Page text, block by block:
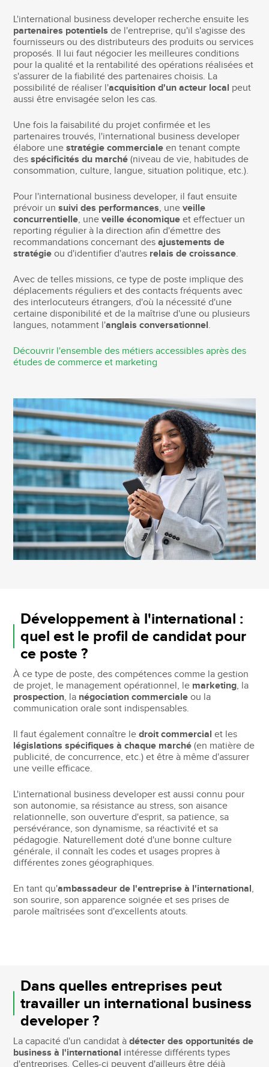
L'international business developer recherche ensuite les
partenaires potentiels de l'entreprise, qu'il s'agisse des
fournisseurs ou des distributeurs des produits ou services
proposés. Il lui faut négocier les meilleures conditions
pour la qualité et la rentabilité des opérations réalisées et
s'assurer de la fiabilité des partenaires choisis. La
possibilité de réaliser l'acquisition d'un acteur local peut
aussi être envisagée selon les cas.
Une fois la faisabilité du projet confirmée et les
partenaires trouvés, l'international business developer
élabore unestratégie commerciale en tenant compte
desspécificités du marché (niveau de vie, habitudes de
consommation, culture, langue, situation politique, etc.).
Pour l'international business developer, il faut ensuite
prévoir unsuivi des performances, uneveille
concurrentielle, uneveille économique et effectuer un
reporting régulier à la direction afin d'émettre des
recommandations concernant desajustements de
stratégie ou d'identifier d'autres relais de croissance.
Avec de telles missions, ce type de poste implique des
déplacements réguliers et des contacts fréquents avec
des interlocuteurs étrangers, d'où la nécessité d'une
certaine disponibilité et de la maîtrise d'une ou plusieurs
langues, notamment l'anglais conversationnel.
Découvrir l'ensemble des métiers accessibles après des
études de commerce et marketing
Développement à l'international :
quel est le profil de candidat pour
ce poste ?
À ce type de poste, des compétences comme la gestion
de projet, le management opérationnel, le marketing, la
prospection, la négociation commerciale ou la
communication orale sont indispensables.
Il faut également connaître ledroit commercial et les
législations spécifiques à chaque marché (en matière de
publicité, de concurrence, etc.) et être à même d'assurer
une veille efficace.
L'international business developer est aussi connu pour
son autonomie, sa résistance au stress, son aisance
relationnelle, son ouverture d'esprit, sa patience, sa
persévérance, son dynamisme, sa réactivité et sa
pédagogie. Naturellement doté d'une bonne culture
générale, il connaît les codes et usages propres à
différentes zones géographiques.
En tant qu'ambassadeur de l'entreprise à l'international,
son sourire, son apparence soignée et ses prises de
parole maîtrisées sont d'excellents atouts.
Dans quelles entreprises peut
travailler un international business
developer ?
La capacité d'un candidat àdétecter des opportunités de
business à l'international intéresse différents types
d'entreprises. Celles-ci peuvent d'ailleurs être déjà